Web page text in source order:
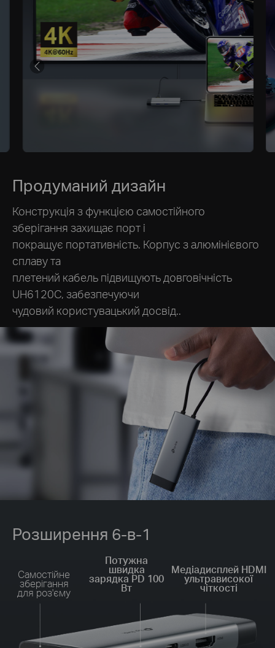
Продуманий дизайн
Конструкція з функцією самостійного
зберігання захищає порт і
покращує портативність. Корпус з алюмінієвого
сплаву та
плетений кабель підвищують довговічність
UH6120C, забезпечуючи
чудовий користувацький досвід..
Розширення 6-в-1
Самостійне
зберігання
для роз'єму
Потужна
швидка
зарядка PD 100
Вт
Медіадисплей HDMI
ультрависокої
чіткості